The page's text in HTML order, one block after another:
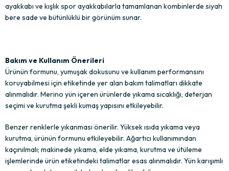
ayakkabı ve kışlık spor ayakkabılarla tamamlanan kombinlerde siyah
bere sade ve bütünlüklü bir görünüm sunar.
Bakım ve Kullanım Önerileri
Ürünün formunu, yumuşak dokusunu ve kullanım performansını
koruyabilmesi için etiketinde yer alan bakım talimatları dikkate
alınmalıdır. Merino yün içeren ürünlerde yıkama sıcaklığı, deterjan
seçimi ve kurutma şekli kumaş yapısını etkileyebilir.
Benzer renklerle yıkanması önerilir. Yüksek ısıda yıkama veya
kurutma, ürünün formunu etkileyebilir. Ağartıcı kullanımından
kaçınılmalı; makinede yıkama, elde yıkama, kurutma ve ütüleme
işlemlerinde ürün etiketindeki talimatlar esas alınmalıdır. Yün karışımlı